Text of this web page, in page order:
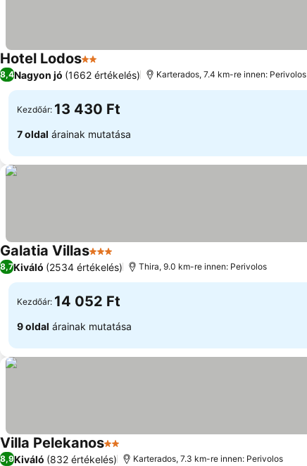
Hotel Lodos2 Kategória
8,4Nagyon jó (1662 értékelés) Karterados, 7.4 km-re innen: Perivolos
Kezdőár: 13 430 Ft
7 oldal árainak mutatása
Galatia Villas3 Kategória
8,7Kiváló (2534 értékelés) Thira, 9.0 km-re innen: Perivolos
Kezdőár: 14 052 Ft
9 oldal árainak mutatása
Villa Pelekanos2 Kategória
8,9Kiváló (832 értékelés) Karterados, 7.3 km-re innen: Perivolos